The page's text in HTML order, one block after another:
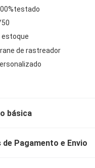
estoque
de rastreador
básica
de Pagamento e Envio